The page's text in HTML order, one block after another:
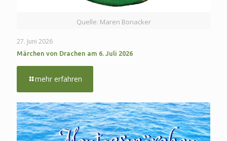
Quelle: Maren Bonacker
27. Juni 2026
Märchen von Drachen am 6. Juli 2026
mehr erfahren
von
Drachen
am
6.
Juli
2026